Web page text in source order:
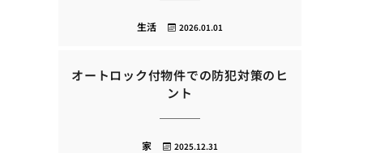
2026.01.01
生活
オートロック付物件での防犯対策のヒ
ント
2025.12.31
家